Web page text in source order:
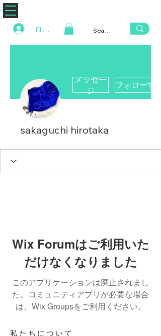
ログイン
メッセー
ジ
フォローする
sakaguchi hirotaka
Wix Forumはご利用いた
だけなくなりました
このアプリケーションは廃止されまし
た。コミュニティアプリが必要な場合
は、Wix Groupsをご利用ください。
私たちについて